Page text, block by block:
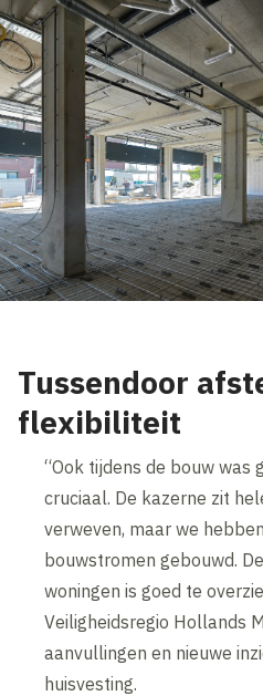
Tussendoor
flexibiliteit
“Ook tijdens de bouw was
cruciaal. De kazerne zit
verweven, maar we
bouwstromen gebouwd.
woningen is goed te
Veiligheidsregio Hollands
aanvullingen en nieuwe
huisvesting.